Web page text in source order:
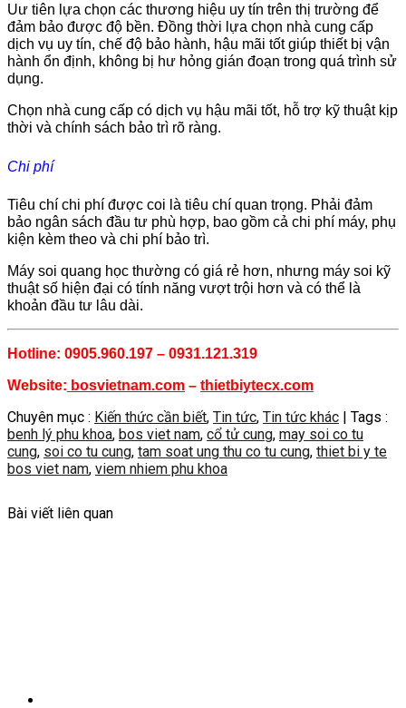
Uư tiên lựa chọn các thương hiệu uy tín trên thị trường để
đảm bảo được độ bền. Đồng thời lựa chọn nhà cung cấp
dịch vụ uy tín, chế độ bảo hành, hậu mãi tốt giúp thiết bị vận
hành ổn định, không bị hư hỏng gián đoạn trong quá trình sử
dụng.
Chọn nhà cung cấp có dịch vụ hậu mãi tốt, hỗ trợ kỹ thuật kịp
thời và chính sách bảo trì rõ ràng.
Chi phí
Tiêu chí chi phí được coi là tiêu chí quan trọng. Phải đảm
bảo ngân sách đầu tư phù hợp, bao gồm cả chi phí máy, phụ
kiện kèm theo và chi phí bảo trì.
Máy soi quang học thường có giá rẻ hơn, nhưng máy soi kỹ
thuật số hiện đại có tính năng vượt trội hơn và có thể là
khoản đầu tư lâu dài.
Hotline: 0905.960.197 – 0931.121.319
Website: bosvietnam.com – thietbiytecx.com
Chuyên mục : Kiến thức cần biết, Tin tức, Tin tức khác | Tags :
benh lý phu khoa, bos viet nam, cổ tử cung, may soi co tu
cung, soi co tu cung, tam soat ung thu co tu cung, thiet bi y te
bos viet nam, viem nhiem phu khoa
Bài viết liên quan